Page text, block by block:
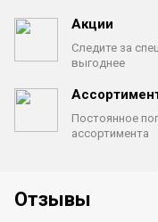
Акции
Следите за
выгоднее
Постоянное
ассортимента
Отзывы